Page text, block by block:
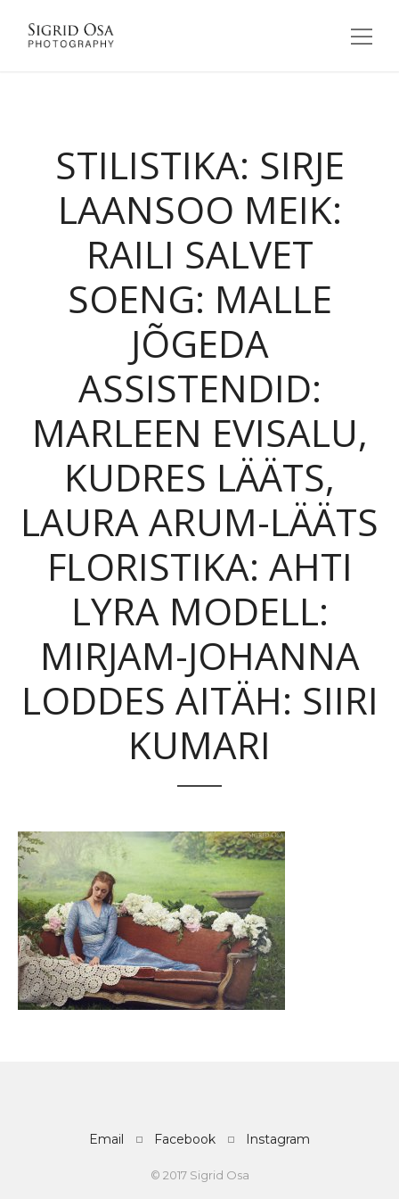
STILISTIKA: SIRJE
LAANSOO MEIK:
RAILI SALVET
SOENG: MALLE
JÕGEDA
ASSISTENDID:
MARLEEN EVISALU,
KUDRES LÄÄTS,
LAURA ARUM-LÄÄTS
FLORISTIKA: AHTI
LYRA MODELL:
MIRJAM-JOHANNA
LODDES AITÄH: SIIRI
KUMARI
Email Facebook Instagram
© 2017 Sigrid Osa